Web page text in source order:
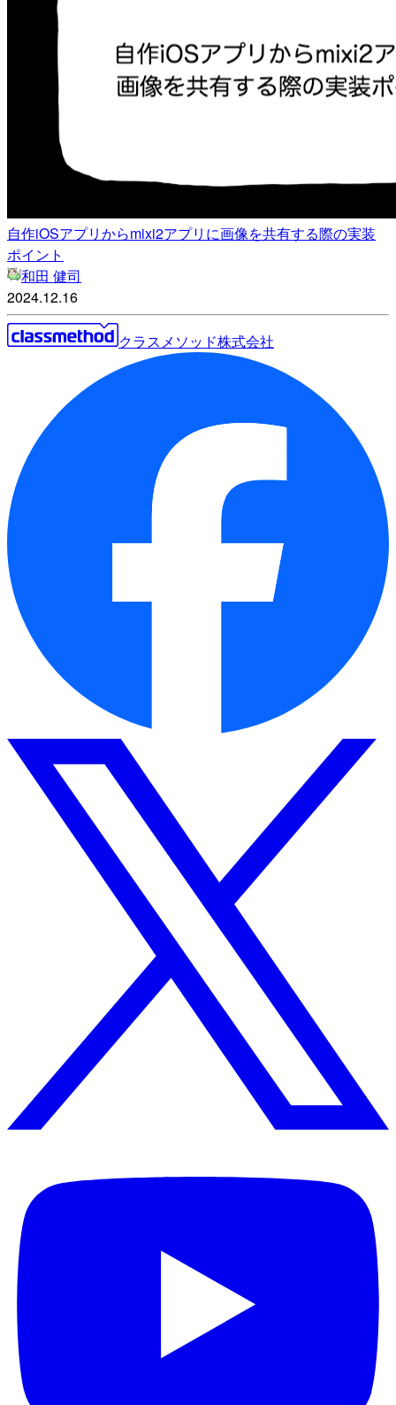
自作iOSアプリからmixi2アプリに画像を共有する際の実装
ポイント
和田 健司
2024.12.16
クラスメソッド株式会社